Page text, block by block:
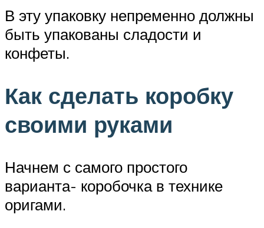
В эту упаковку непременно должны
быть упакованы сладости и
конфеты.
Как сделать коробку
своими руками
Начнем с самого простого
варианта- коробочка в технике
оригами.